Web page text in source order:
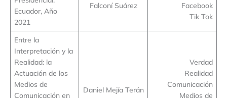
Ecuador, Año
2021
Falconí Suárez
Facebook
Tik Tok
Entre la
Interpretación y la
Realidad: la
Actuación de los
Medios de
Comunicación en
Daniel Mejía Terán
Verdad
Realidad
Comunicación
Medios de